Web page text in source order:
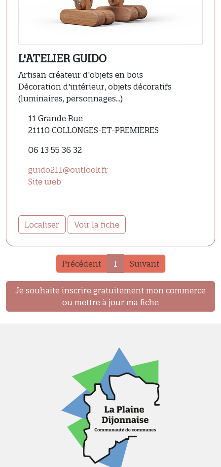
L'ATELIER GUIDO
Artisan créateur d'objets en bois
Décoration d'intérieur, objets décoratifs
(luminaires, personnages...)
11 Grande Rue
21110 COLLONGES-ET-PREMIERES
06 13 55 36 32
guido211@outlook.fr
Site web
Localiser Voir la fiche
Précédent 1 Suivant
Je souhaite inscrire gratuitement mon commerce
ou mettre à jour ma fiche